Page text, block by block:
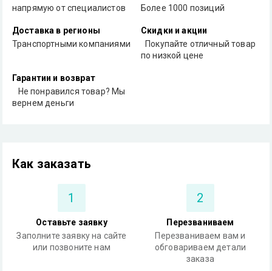
напрямую от специалистов
Более 1000 позиций
Доставка в регионы
Транспортными компаниями
Скидки и акции
Покупайте отличный товар
по низкой цене
Гарантии и возврат
Не понравился товар? Мы
вернем деньги
Как заказать
1
Оставьте заявку
Заполните заявку на сайте
или позвоните нам
2
Перезваниваем
Перезваниваем вам и
обговариваем детали
заказа